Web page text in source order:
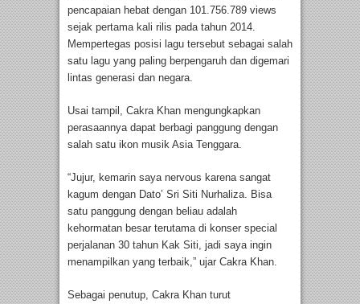
pencapaian hebat dengan 101.756.789 views
sejak pertama kali rilis pada tahun 2014.
Mempertegas posisi lagu tersebut sebagai salah
satu lagu yang paling berpengaruh dan digemari
lintas generasi dan negara.
Usai tampil, Cakra Khan mengungkapkan
perasaannya dapat berbagi panggung dengan
salah satu ikon musik Asia Tenggara.
“Jujur, kemarin saya nervous karena sangat
kagum dengan Dato’ Sri Siti Nurhaliza. Bisa
satu panggung dengan beliau adalah
kehormatan besar terutama di konser special
perjalanan 30 tahun Kak Siti, jadi saya ingin
menampilkan yang terbaik,” ujar Cakra Khan.
Sebagai penutup, Cakra Khan turut